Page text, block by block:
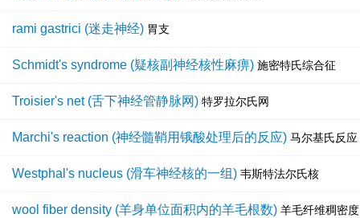
rami gastrici (迷走神经) 胃支
Schmidt's syndrome (疑核副神经核性麻痹) 施密特氏综合征
Troisier's net (舌下神经管静脉网) 特罗拉尔氏网
Marchi's reaction (神经髓鞘用锇酸处理后的反应) 马尔基氏反应
Westphal's nucleus (滑车神经核的一组) 韦斯特法尔氏核
wool fiber density (羊身单位面积内的羊毛根数) 羊毛纤维稠密度